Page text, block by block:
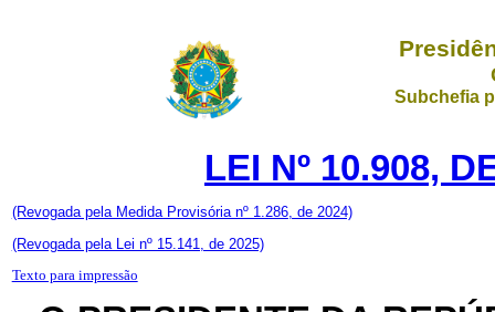
Subchefia
LEI Nº 10.908,
(Revogada pela Medida Provisória nº 1.286, de 2024)
(Revogada pela Lei nº 15.141, de 2025)
Texto para impressão